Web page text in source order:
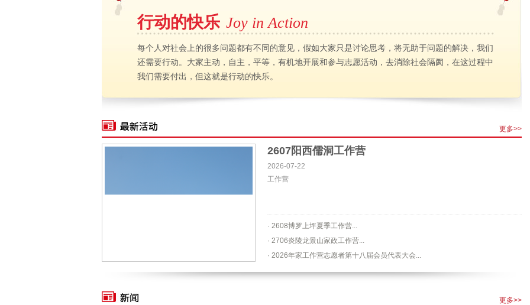
行动的快乐 Joy in Action
每个人对社会上的很多问题都有不同的意见，假如大家只是讨论思考，将无助于问题的解决，我们
还需要行动。大家主动，自主，平等，有机地开展和参与志愿活动，去消除社会隔阂，在这过程中
我们需要付出，但这就是行动的快乐。
更多>>
2607阳西儒洞工作营
2026-07-22
工作营
· 2608博罗上坪夏季工作营...
· 2706炎陵龙景山家政工作营...
· 2026年家工作营志愿者第十八届会员代表大会...
更多>>